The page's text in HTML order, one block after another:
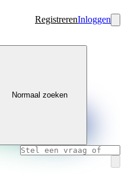
RegistrerenInloggen
Normaal zoeken